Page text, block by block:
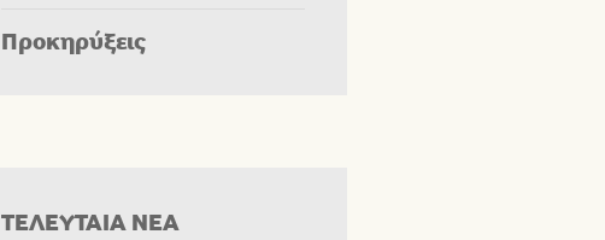
Προκηρύξεις
ΤΕΛΕΥΤΑΙΑ ΝΕΑ